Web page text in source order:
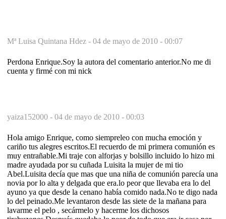
Mª Luisa Quintana Hdez - 04 de mayo de 2010 - 00:07
Perdona Enrique.Soy la autora del comentario anterior.No me di
cuenta y firmé con mi nick
yaiza152000 - 04 de mayo de 2010 - 00:03
Hola amigo Enrique, como siempreleo con mucha emoción y
cariño tus alegres escritos.El recuerdo de mi primera comunión es
muy entrañable.Mi traje con alforjas y bolsillo incluido lo hizo mi
madre ayudada por su cuñada Luisita la mujer de mi tio
Abel.Luisita decía que mas que una niña de comunión parecía una
novia por lo alta y delgada que era.lo peor que llevaba era lo del
ayuno ya que desde la cenano había comido nada.No te digo nada
lo del peinado.Me levantaron desde las siete de la mañana para
lavarme el pelo , secármelo y hacerme los dichosos